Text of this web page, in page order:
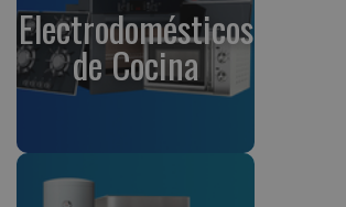
Electrodomésticos
de Cocina